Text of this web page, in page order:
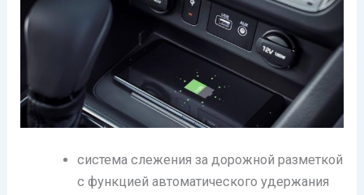
система слежения за дорожной разметкой
с функцией автоматического удержания